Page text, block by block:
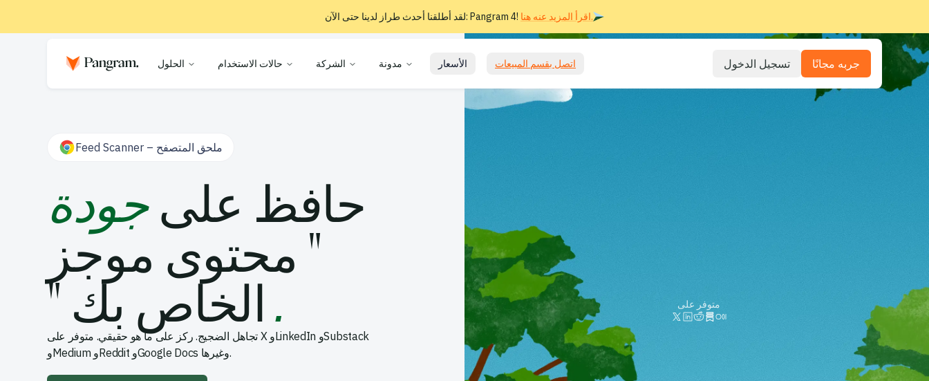
لقد أطلقنا أحدث طراز لدينا حتى الآن: Pangram 4! اقرأ المزيد عنه هنا.
الحلول حالات الاستخدام الشركة مدونة الأسعار اتصل بقسم المبيعات تسجيل الدخول جربه مجانًا
Feed Scanner – ملحق المتصفح
حافظ علىجودة
محتوى موجز "
" الخاص بك.
تجاهل الضجيج. ركز على ما هو حقيقي. متوفر على X وLinkedIn وSubstack
وMedium وReddit وGoogle Docs وغيرها.
متوفر على